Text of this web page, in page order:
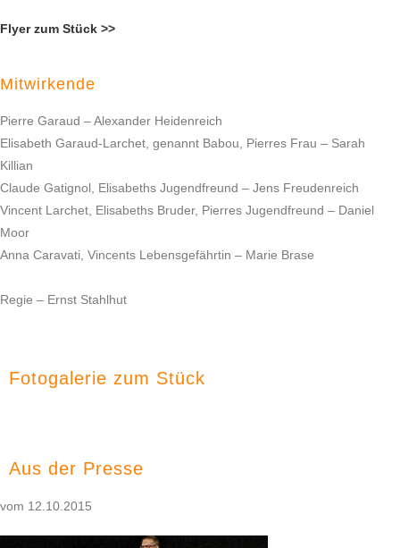
Flyer zum Stück >>
Mitwirkende
Pierre Garaud – Alexander Heidenreich
Elisabeth Garaud-Larchet, genannt Babou, Pierres Frau – Sarah
Killian
Claude Gatignol, Elisabeths Jugendfreund – Jens Freudenreich
Vincent Larchet, Elisabeths Bruder, Pierres Jugendfreund – Daniel
Moor
Anna Caravati, Vincents Lebensgefährtin – Marie Brase
Regie – Ernst Stahlhut
Fotogalerie zum Stück
Aus der Presse
vom 12.10.2015